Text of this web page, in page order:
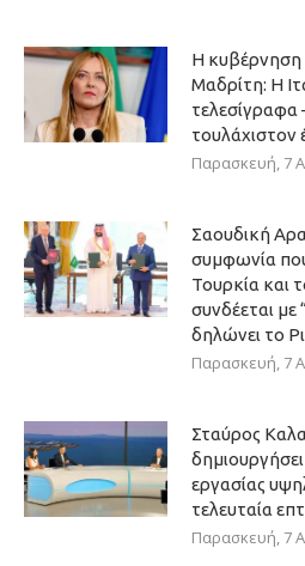
Η κυβέρνηση
Μαδρίτη: Η
τελεσίγραφα
τουλάχιστον
Παρασκευή, 7
Σαουδική
συμφωνία
Τουρκία και
συνδέεται με
δηλώνει το
Παρασκευή, 7
Σταύρος
δημιουργήσει
εργασίας
τελευταία
Παρασκευή, 7